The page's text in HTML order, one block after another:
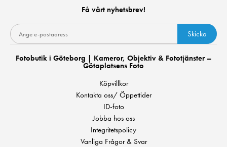
Få vårt nyhetsbrev!
Skicka
Fotobutik i Göteborg | Kameror, Objektiv & Fototjänster –
Götaplatsens Foto
Köpvillkor
Kontakta oss/ Öppettider
ID-foto
Jobba hos oss
Integritetspolicy
Vanliga Frågor & Svar